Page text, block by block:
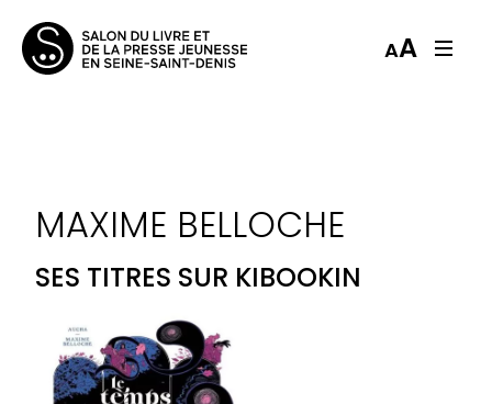
AA
MAXIME BELLOCHE
SES TITRES SUR KIBOOKIN